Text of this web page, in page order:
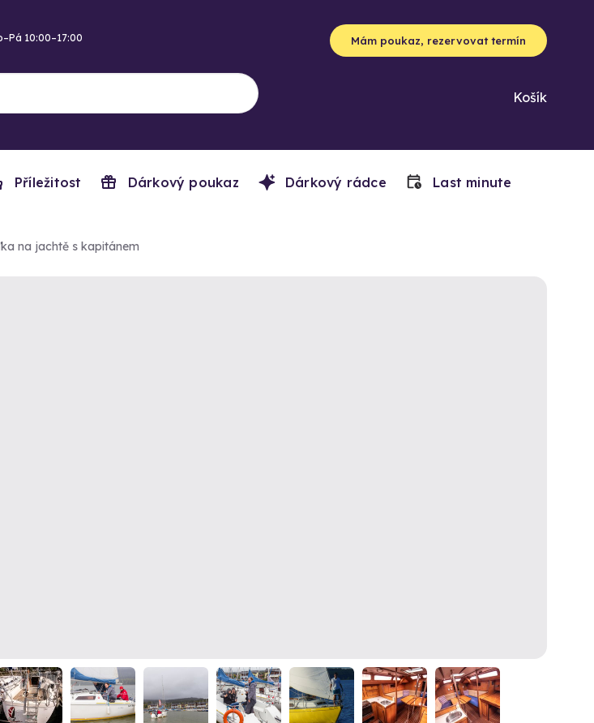
10:00–17:00 Mám poukaz, rezervovat termín
Košík
Příležitost Dárkový poukaz Dárkový rádce Last minute
na jachtě s kapitánem